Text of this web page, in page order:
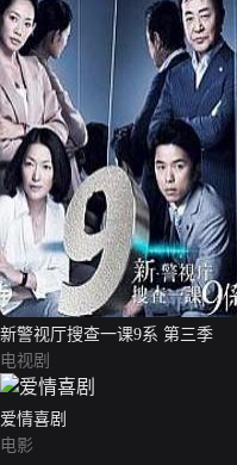
新警视厅搜查一课9系 第三季
电视剧
爱情喜剧
电影